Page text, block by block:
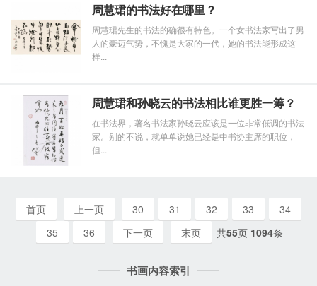
周慧珺的书法好在哪里？
周慧珺先生的书法的确很有特色。一个女书法家写出了男
人的豪迈气势，不愧是大家的一代，她的书法能形成这
样...
周慧珺和孙晓云的书法相比谁更胜一筹？
在书法界，著名书法家孙晓云应该是一位非常低调的书法
家。别的不说，就单单说她已经是中书协主席的职位，
但...
首页 上一页 30 31 32 33
34
35
36 下一页 末页 共55页 1094条
书画内容索引